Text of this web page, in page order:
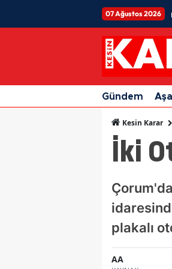
07 Ağustos 2026
Gündem
Kesin Karar
İki
plakalı
AA